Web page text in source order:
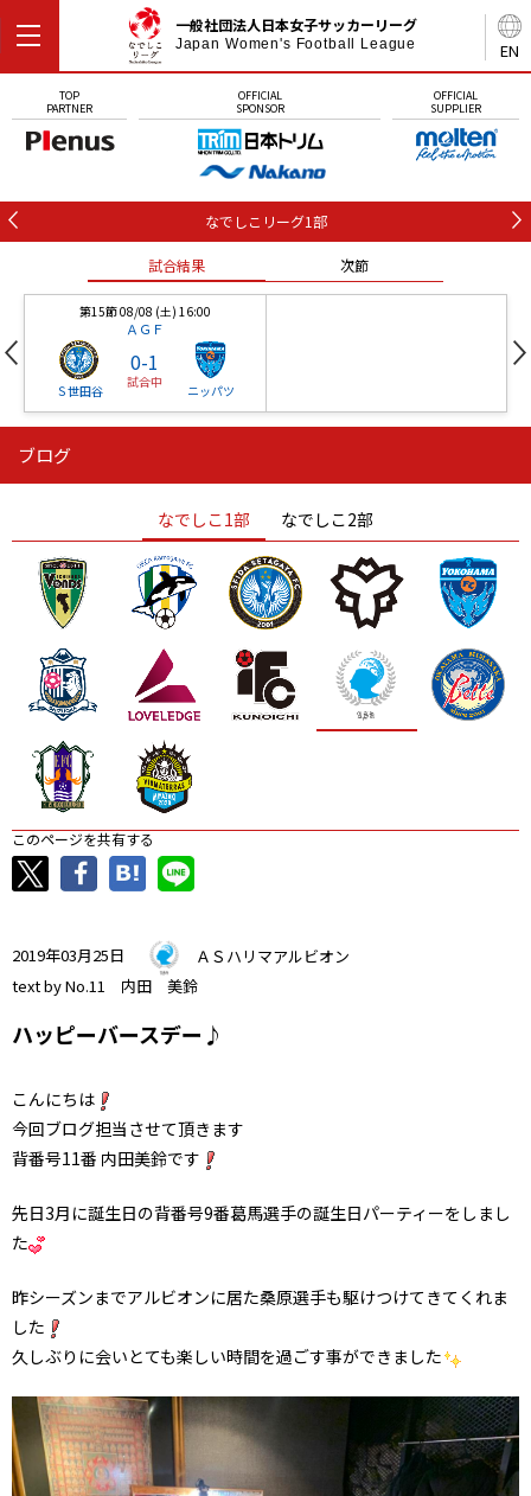
EN
一般社団法人日本女子サッカーリーグ
Japan Women's Football League
TOP
PARTNER
OFFICIAL
SPONSOR
OFFICIAL
SUPPLIER
なでしこリーグ1部
試合結果 次節
第15節 08/08 (土) 16:00
ＡＧＦ
Ｓ世田谷
0-1
試合中
ニッパツ
ニッパツ
ニッパツ 名古屋
石人の星
静岡 愛媛Ｌ
ブログ
なでしこ1部 なでしこ2部
このページを共有する
2019年03月25日
ＡＳハリマアルビオン
text by No.11 内田 美鈴
ハッピーバースデー♪
こんにちは
今回ブログ担当させて頂きます
背番号11番 内田美鈴です
先日3月に誕生日の背番号9番葛馬選手の誕生日パーティーをしまし
た
昨シーズンまでアルビオンに居た桑原選手も駆けつけてきてくれま
した
久しぶりに会いとても楽しい時間を過ごす事ができました